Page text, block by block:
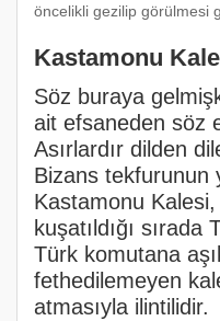
öncelikli gezilip görülmesi
Kastamonu
Söz buraya
ait efsaneden söz
Asırlardır dilden
Bizans tekfurunun
Kastamonu
kuşatıldığı sırada
Türk komutana
fethedilemeyen
atmasıyla ilintilidir.